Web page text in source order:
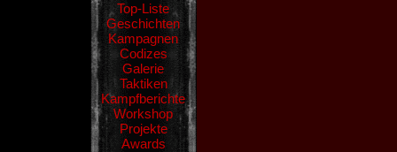
Top-Liste
Geschichten
Kampagnen
Codizes
Galerie
Taktiken
Kampfberichte
Workshop
Projekte
Awards